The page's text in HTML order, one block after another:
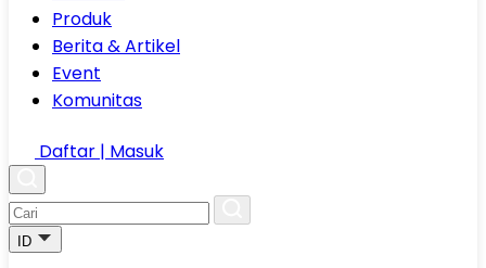
Produk
Berita & Artikel
Event
Komunitas
Daftar | Masuk
ID